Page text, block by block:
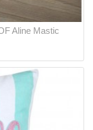
Aline Mastic